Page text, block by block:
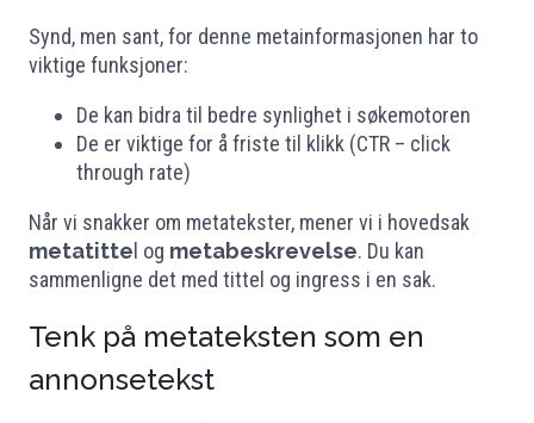
Synd, men sant, for denne metainformasjonen har to
viktige funksjoner:
De kan bidra til bedre synlighet i søkemotoren
De er viktige for å friste til klikk (CTR – click
through rate)
Når vi snakker om metatekster, mener vi i hovedsak
metatitte l og metabeskrevelse. Du kan
sammenligne det med tittel og ingress i en sak.
Tenk på metateksten som en
annonsetekst